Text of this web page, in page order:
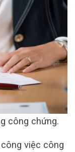
công chứng.
việc công